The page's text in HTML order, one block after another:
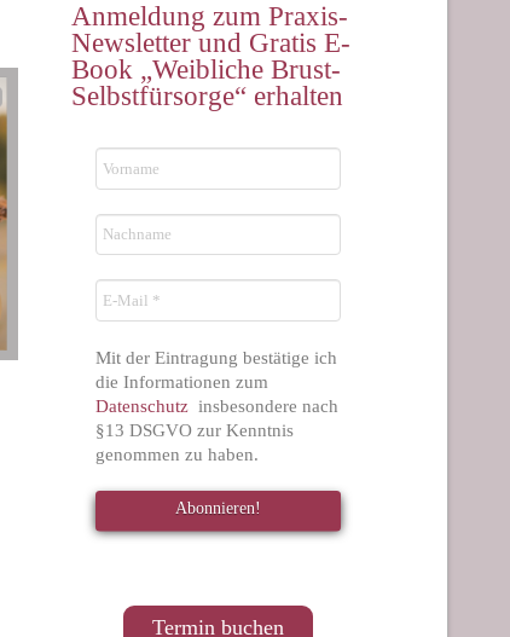
Anmeldung zum Praxis-
Newsletter und Gratis E-
Book „Weibliche Brust-
Selbstfürsorge“ erhalten
Mit der Eintragung bestätige ich
die Informationen zum
Datenschutz insbesondere nach
§13 DSGVO zur Kenntnis
genommen zu haben.
Termin buchen